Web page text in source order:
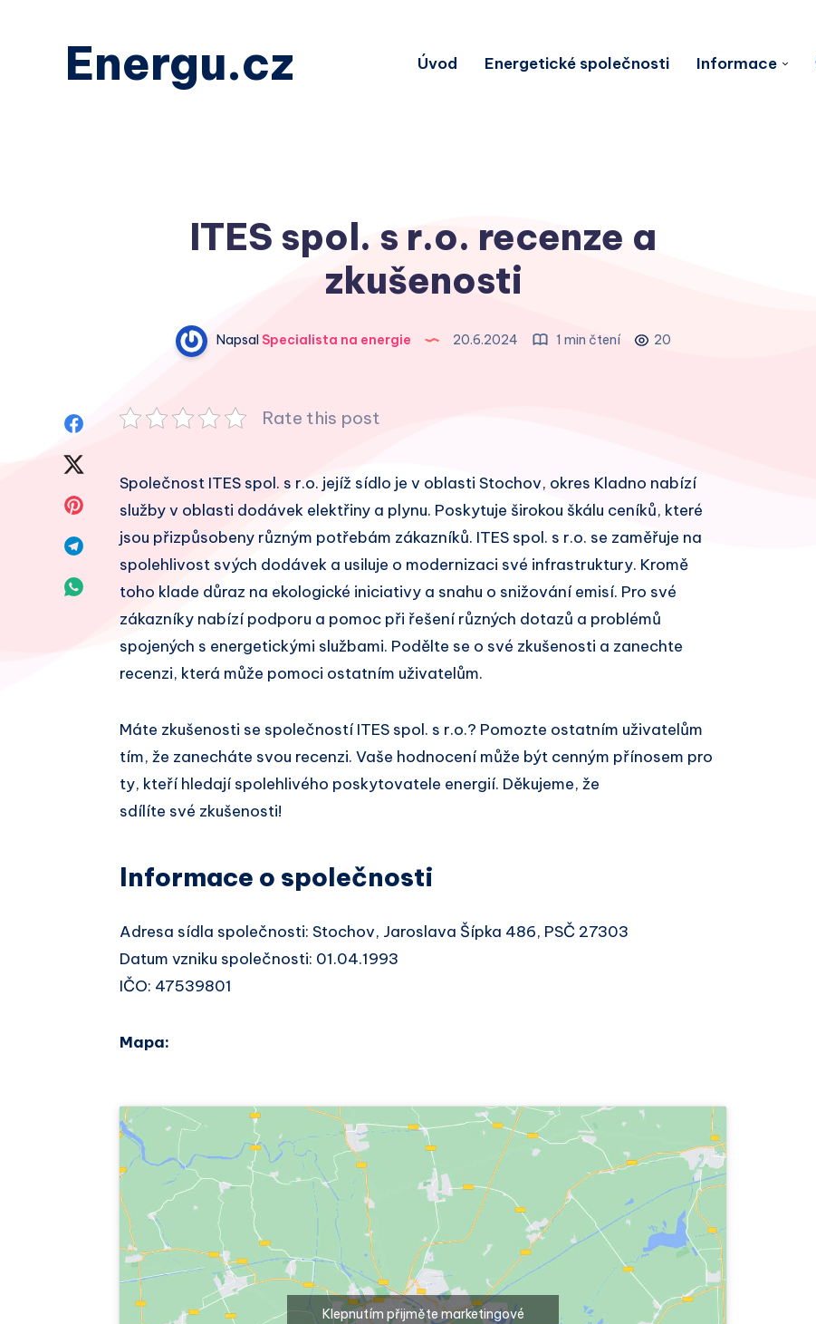
Energu.cz Úvod Energetické společnosti Informace
ITES spol. s r.o. recenze a
zkušenosti
NapsalSpecialista na energie 20.6.2024 1 min čtení 20
Sdílet
Facebook
Twitter
Sdílet
Pinterest
Sdílet
Telegram
Sdílet
Whatsapp
Rate this post
Společnost ITES spol. s r.o. jejíž sídlo je v oblasti Stochov, okres Kladno nabízí
služby v oblasti dodávek elektřiny a plynu. Poskytuje širokou škálu ceníků, které
jsou přizpůsobeny různým potřebám zákazníků. ITES spol. s r.o. se zaměřuje na
spolehlivost svých dodávek a usiluje o modernizaci své infrastruktury. Kromě
toho klade důraz na ekologické iniciativy a snahu o snižování emisí. Pro své
zákazníky nabízí podporu a pomoc při řešení různých dotazů a problémů
spojených s energetickými službami. Podělte se o své zkušenosti a zanechte
recenzi, která může pomoci ostatním uživatelům.
Máte zkušenosti se společností ITES spol. s r.o.? Pomozte ostatním uživatelům
tím, že zanecháte svou recenzi. Vaše hodnocení může být cenným přínosem pro
ty, kteří hledají spolehlivého poskytovatele energií. Děkujeme, že
sdílíte své zkušenosti!
Informace o společnosti
Adresa sídla společnosti: Stochov, Jaroslava Šípka 486, PSČ 27303
Datum vzniku společnosti: 01.04.1993
IČO: 47539801
Mapa:
Klepnutím přijměte marketingové